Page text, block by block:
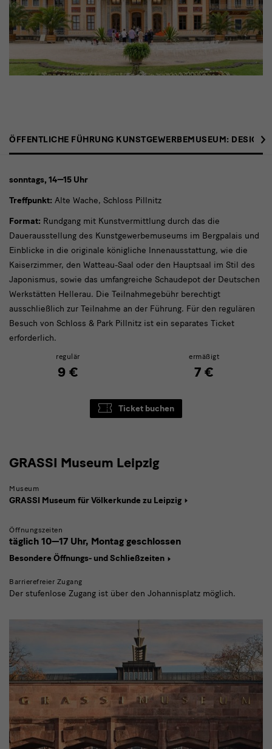
Eintrittspreise
KGM
ÖFFENTLICHE FÜHRUNG KUNSTGEWERBEMUSEUM: DESIGN
›
sonntags, 14—15 Uhr
Treffpunkt: Alte Wache, Schloss Pillnitz
Format: Rundgang mit Kunstvermittlung durch das die
Dauerausstellung des Kunstgewerbemuseums im Bergpalais und
Einblicke in die originale königliche Innenausstattung, wie die
Kaiserzimmer, den Watteau-Saal oder den Hauptsaal im Stil des
Japonismus, sowie das umfangreiche Schaudepot der Deutschen
Werkstätten Hellerau. Die Teilnahmegebühr berechtigt
ausschließlich zur Teilnahme an der Führung. Für den regulären
Besuch von Schloss & Park Pillnitz ist ein separates Ticket
erforderlich.
regulär
9 €
ermäßigt
7 €
Ticket buchen
GRASSI
Museum
Leipzig
GRASSI Museum Leipzig
Museum
GRASSI Museum für Völkerkunde zu Leipzig
Öffnungszeiten
täglich 10—17 Uhr, Montag geschlossen
Besondere Öffnungs- und Schließzeiten
Barrierefreier Zugang
Der stufenlose Zugang ist über den Johannisplatz möglich.